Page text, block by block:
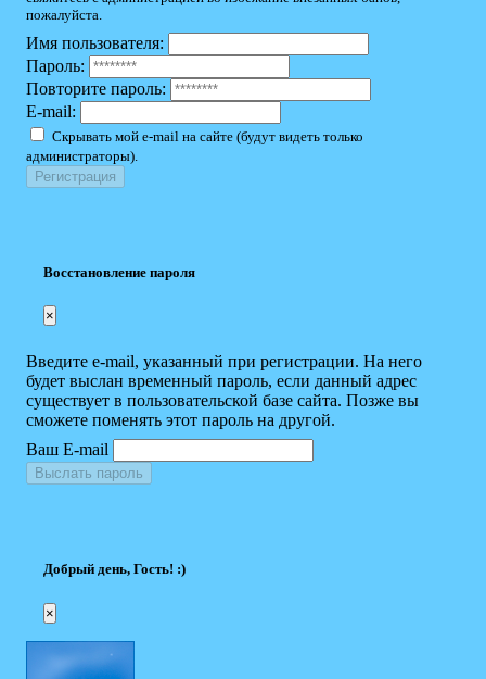
пожалуйста.
Имя пользователя:
Пароль:
Повторите пароль:
E-mail:
Скрывать мой e-mail на сайте (будут видеть только
администраторы).
Восстановление пароля
×
Введите e-mail, указанный при регистрации. На него
будет выслан временный пароль, если данный адрес
существует в пользовательской базе сайта. Позже вы
сможете поменять этот пароль на другой.
Ваш E-mail
Выслать пароль
Добрый день, Гость! :)
×